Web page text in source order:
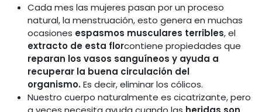
Cada mes las mujeres pasan por un proceso
natural, la menstruación, esto genera en muchas
ocasiones espasmos musculares terribles, el
extracto de esta florcontiene propiedades que
reparan los vasos sanguíneos y ayuda a
recuperar la buena circulación del
organismo.Es decir, eliminar los cólicos.
Nuestro cuerpo naturalmente es cicatrizante, pero